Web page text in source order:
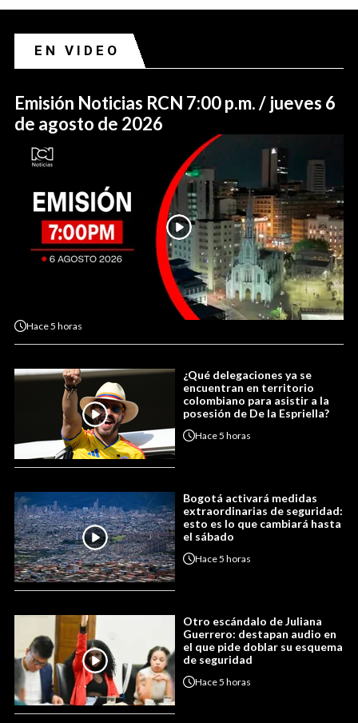
EN VIDEO
Emisión Noticias RCN 7:00 p.m. / jueves 6
de agosto de 2026
Hace5 horas
¿Qué delegaciones ya se
encuentran en territorio
colombiano para asistir a la
posesión de De la Espriella?
Hace5 horas
Bogotá activará medidas
extraordinarias de seguridad:
esto es lo que cambiará hasta
el sábado
Hace5 horas
Otro escándalo de Juliana
Guerrero: destapan audio en
el que pide doblar su esquema
de seguridad
Hace5 horas